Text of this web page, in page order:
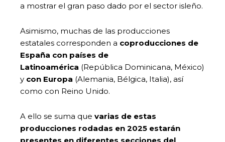
a mostrar el gran paso dado por el sector isleño.
Asimismo, muchas de las producciones
estatales corresponden a coproducciones de
España con países de
Latinoamérica (República Dominicana, México)
y con Europa (Alemania, Bélgica, Italia), así
como con Reino Unido.
A ello se suma que varias de estas
producciones rodadas en 2025 estarán
presentes en diferentes secciones del